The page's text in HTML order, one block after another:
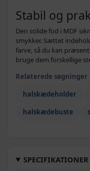
Stabil og
Den solide fod i MDF
smykker. Sættet
farve, så du kan
bruge dem forskellige
Relaterede søgninger
halskædeholder
halskædebuste
SPECIFIKATIONER